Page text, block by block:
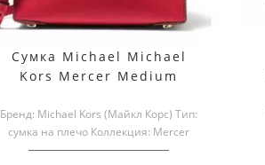
Сумка Michael Michael
Kors Mercer Medium
Бренд: Michael Kors (Майкл Корс) Тип:
сумка на плечо Коллекция: Mercer
Материал верха:..